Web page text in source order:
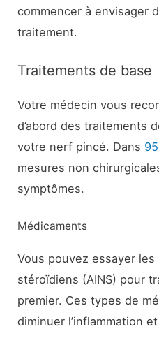
commencer à envisager
traitement.
Traitements de base
Votre médecin vous
d’abord des traitements
votre nerf pincé. Dans 95
mesures non
symptômes.
Médicaments
Vous pouvez essayer
stéroïdiens (AINS) pour
premier. Ces types de
diminuer l’inflammation